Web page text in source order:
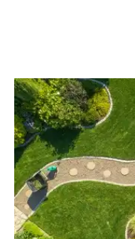
Service Jardinage
Entretien
Service Entretien